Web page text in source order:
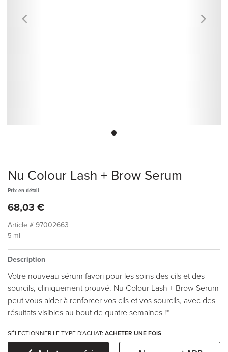
Nu Colour Lash + Brow Serum
Prix ​​en détail
68,03 €
Article # 97002663
5 ml
Description
Votre nouveau sérum favori pour les soins des cils et des
sourcils, cliniquement prouvé. Nu Colour Lash + Brow Serum
peut vous aider à renforcer vos cils et vos sourcils, avec des
résultats visibles au bout de quatre semaines !*
SÉLECTIONNER LE TYPE D’ACHAT: ACHETER UNE FOIS